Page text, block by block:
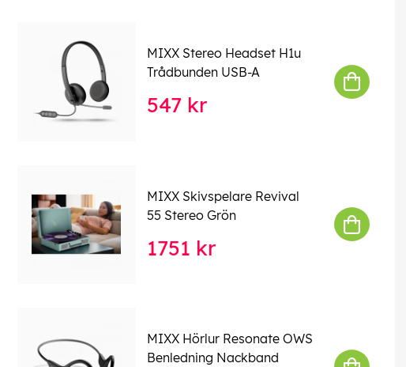
MIXX Stereo Headset H1u
Trådbunden USB-A
547 kr
MIXX Skivspelare Revival
55 Stereo Grön
1751 kr
MIXX Hörlur Resonate OWS
Benledning Nackband